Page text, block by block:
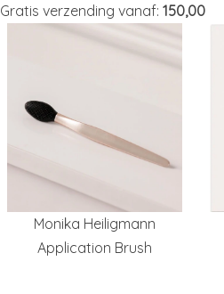
Gratis verzending vanaf: 150,00
Monika Heiligmann
Application Brush